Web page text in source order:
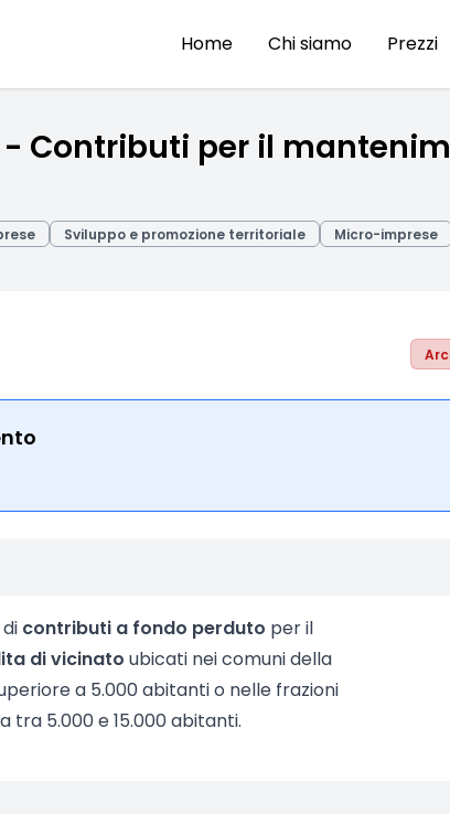
Home Chi siamo Prezzi
Contributi per il
Sviluppo e promozione territoriale Micro-imprese
contributi a fondo perduto per il
di vicinato ubicati nei comuni della
a 5.000 abitanti o nelle frazioni
tra 5.000 e 15.000 abitanti.